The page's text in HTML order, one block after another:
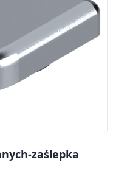
zaślepka